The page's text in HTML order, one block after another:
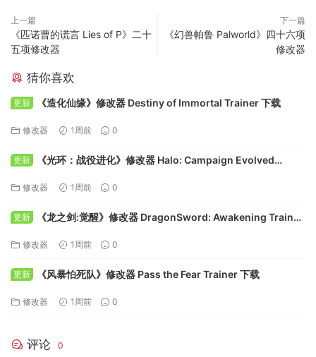
上一篇
《匹诺曹的谎言 Lies of P》二十
五项修改器
下一篇
《幻兽帕鲁 Palworld》四十六项
修改器
猜你喜欢
更新 《造化仙缘》修改器 Destiny of Immortal Trainer 下载
修改器 1周前 0
更新
《光环：战役进化》修改器 Halo: Campaign Evolved
修改器 1周前 0
更新
《龙之剑:觉醒》修改器 DragonSword: Awakening Trainer
修改器 1周前 0
更新 《风暴怕死队》修改器 Pass the Fear Trainer 下载
修改器 1周前 0
评论 0